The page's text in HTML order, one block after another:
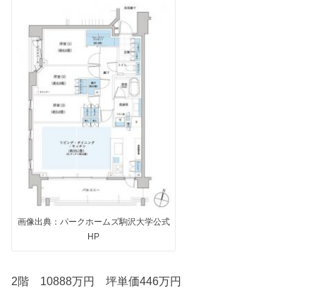
画像出典：パークホームズ駒沢大学公式
HP
2階 10888万円 坪単価446万円